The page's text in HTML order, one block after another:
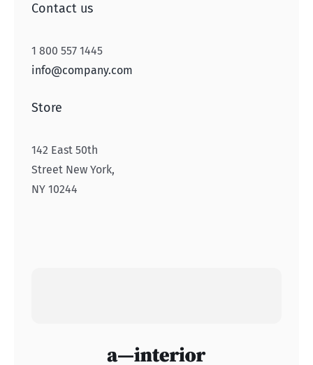
Contact us
1 800 557 1445
info@company.com
Store
142 East 50th
Street New York,
NY 10244